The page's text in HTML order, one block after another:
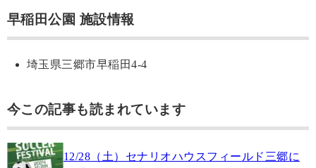
早稲田公園 施設情報
埼玉県三郷市早稲田4-4
今この記事も読まれています
12/28（土）セナリオハウスフィールド三郷に